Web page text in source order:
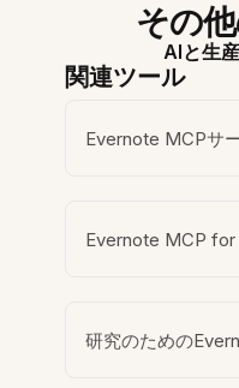
その
AIと生
関連ツール
Evernote MCPサ
Evernote MCP for
研究のための